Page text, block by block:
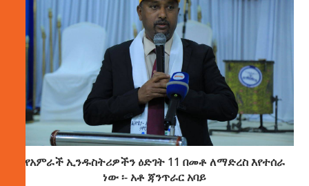
የአምራች ኢንዱስትሪዎችን ዕድገት 11 በመቶ ለማድረስ እየተሰራ
ነው ፡- አቶ ጃንጥራር አባይ